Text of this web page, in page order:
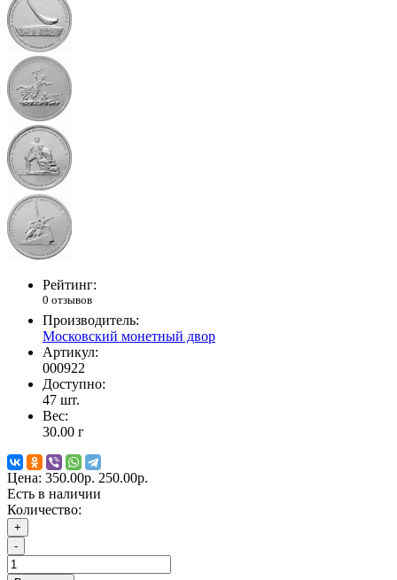
Рейтинг:
0 отзывов
Производитель:
Московский монетный двор
Артикул:
000922
Доступно:
47 шт.
Вес:
30.00 г
Цена: 350.00р. 250.00р.
Есть в наличии
Количество:
+
-